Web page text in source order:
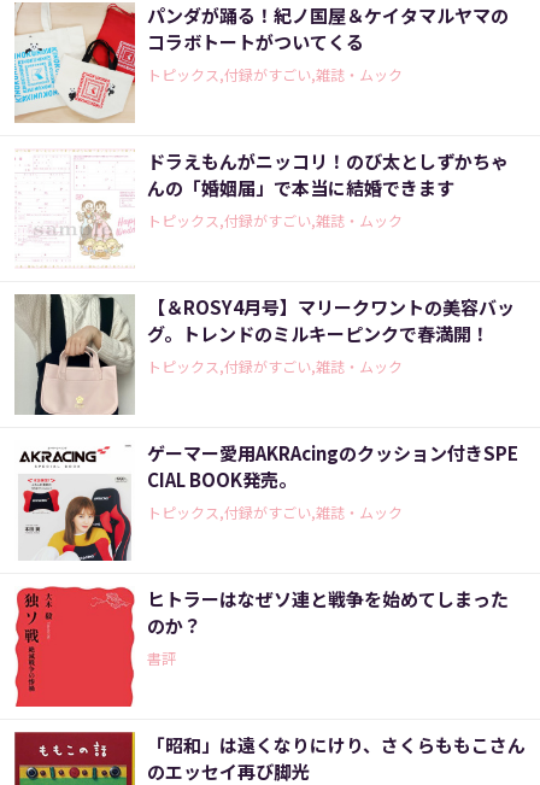
パンダが踊る！紀ノ国屋＆ケイタマルヤマの
コラボトートがついてくる
トピックス,付録がすごい,雑誌・ムック
ドラえもんがニッコリ！のび太としずかちゃ
んの「婚姻届」で本当に結婚できます
トピックス,付録がすごい,雑誌・ムック
【＆ROSY4月号】マリークワントの美容バッ
グ。トレンドのミルキーピンクで春満開！
トピックス,付録がすごい,雑誌・ムック
ゲーマー愛用AKRAcingのクッション付きSPE
CIAL BOOK発売。
トピックス,付録がすごい,雑誌・ムック
ヒトラーはなぜソ連と戦争を始めてしまった
のか？
書評
「昭和」は遠くなりにけり、さくらももこさん
のエッセイ再び脚光